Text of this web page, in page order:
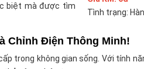
biệt mà được tìm
Tình trạng:
Chỉnh Điện Thông Minh!
trong không gian sống. Với tính